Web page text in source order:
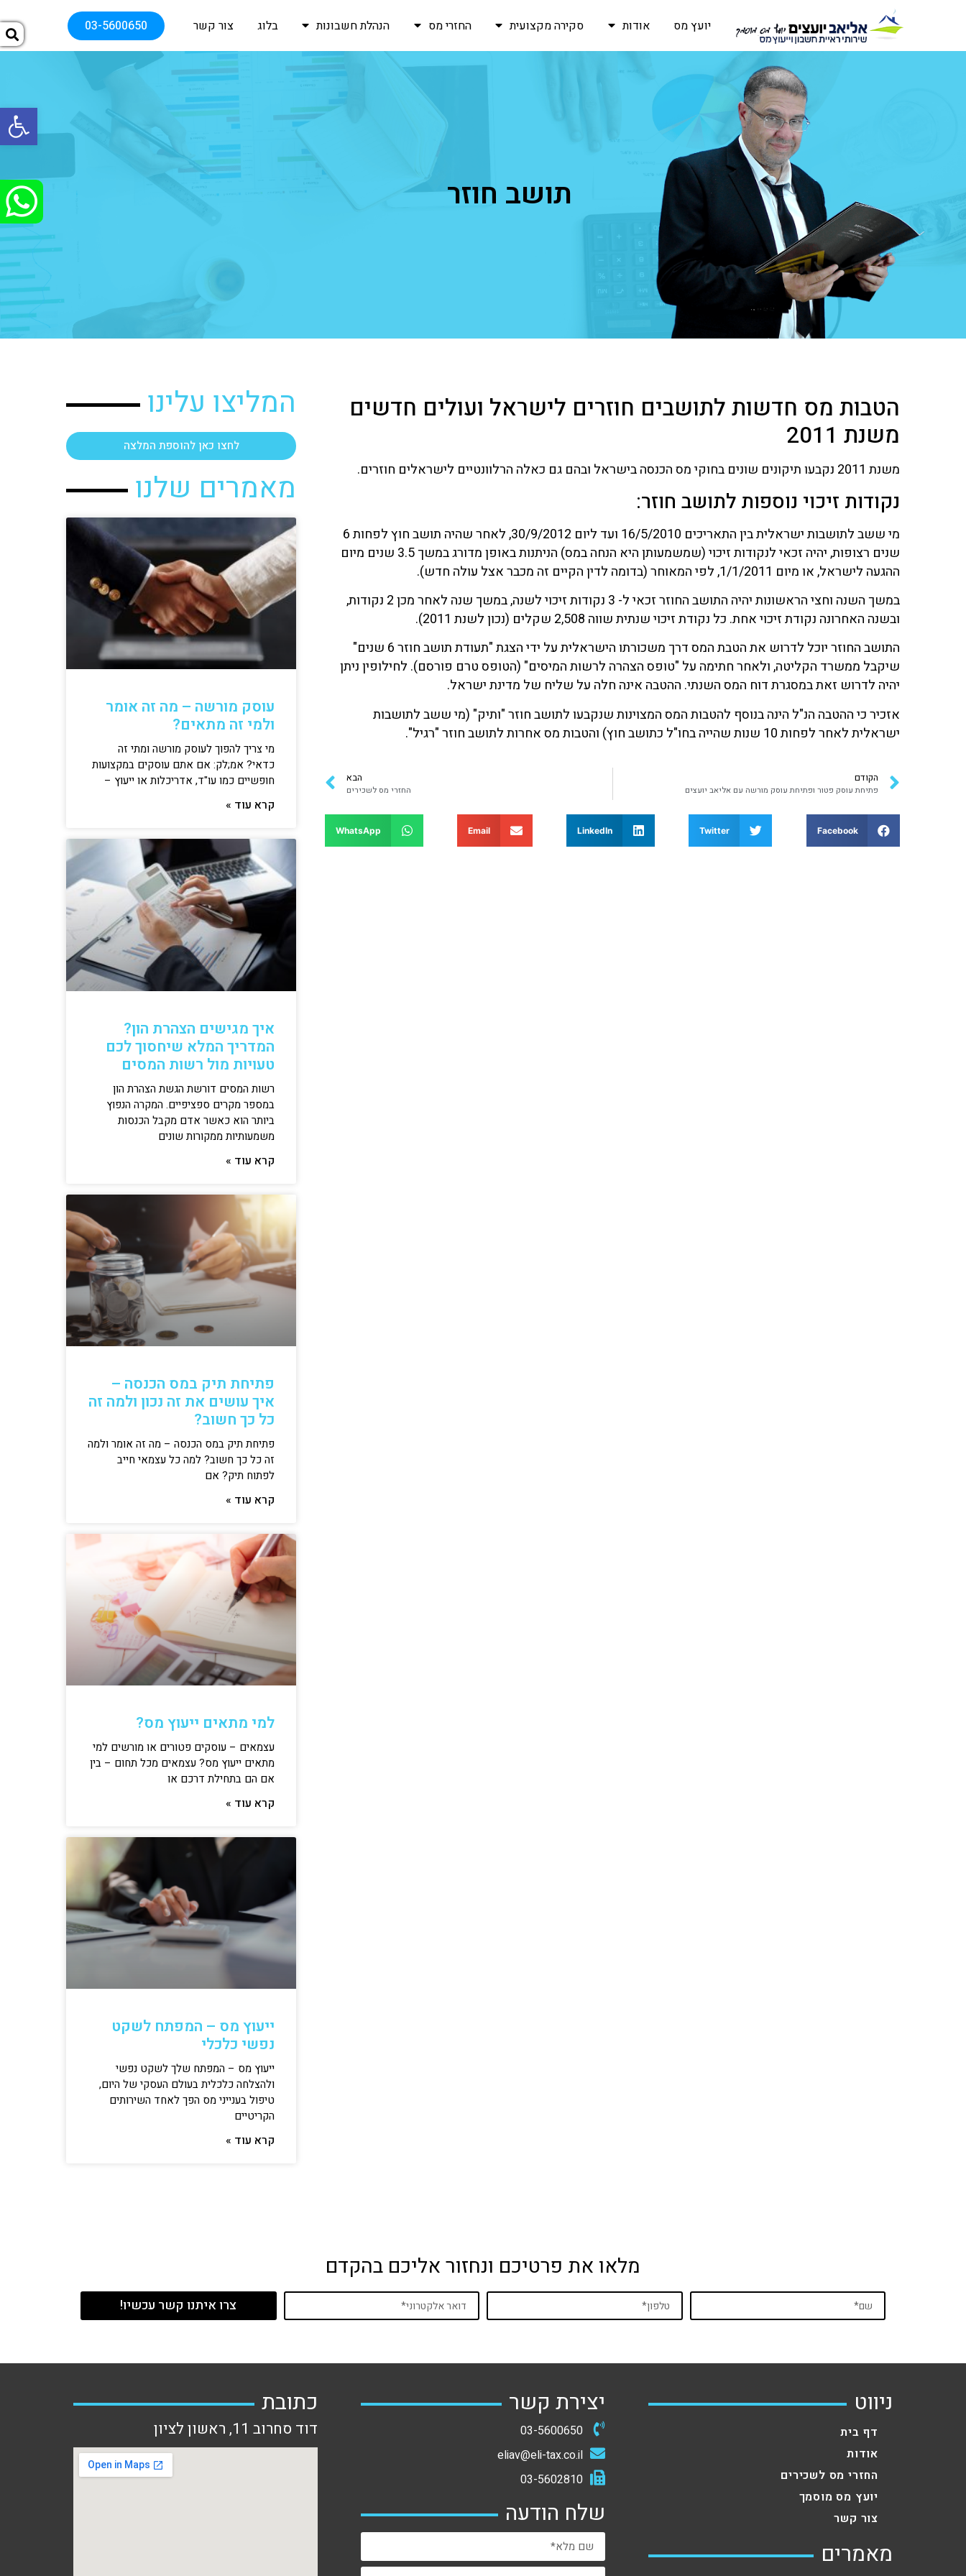
יועץ מס אודות סקירה מקצועית החזרי מס הנהלת חשבונות בלוג צור קשר 03-5600650
תושב חוזר
הטבות מס חדשות לתושבים חוזרים לישראל ועולים חדשים
משנת 2011
משנת 2011 נקבעו תיקונים שונים בחוקי מס הכנסה בישראל ובהם גם כאלה הרלוונטיים לישראלים חוזרים.
נקודות זיכוי נוספות לתושב חוזר:
מי ששב לתושבות ישראלית בין התאריכים 16/5/2010 ועד ליום 30/9/2012, לאחר שהיה תושב חוץ לפחות 6
שנים רצופות, יהיה זכאי לנקודות זיכוי (שמשמעותן היא הנחה במס) הניתנות באופן מדורג במשך 3.5 שנים מיום
ההגעה לישראל, או מיום 1/1/2011, לפי המאוחר (בדומה לדין הקיים זה מכבר אצל עולה חדש).
במשך השנה וחצי הראשונות יהיה התושב החוזר זכאי ל- 3 נקודות זיכוי לשנה, במשך שנה לאחר מכן 2 נקודות,
ובשנה האחרונה נקודת זיכוי אחת. כל נקודת זיכוי שנתית שווה 2,508 שקלים (נכון לשנת 2011).
התושב החוזר יוכל לדרוש את הטבת המס דרך משכורתו הישראלית על ידי הצגת "תעודת תושב חוזר 6 שנים"
שיקבל ממשרד הקליטה, ולאחר חתימה על "טופס הצהרה לרשות המיסים" (הטופס טרם פורסם). לחילופין ניתן
יהיה לדרוש זאת במסגרת דוח המס השנתי. ההטבה אינה חלה על שליח של מדינת ישראל.
אזכיר כי ההטבה הנ"ל הינה בנוסף להטבות המס המצוינות שנקבעו לתושב חוזר "ותיק" (מי ששב לתושבות
ישראלית לאחר לפחות 10 שנות שהייה בחו"ל כתושב חוץ) והטבות מס אחרות לתושב חוזר "רגיל".
הקודם
פתיחת עוסק פטור ופתיחת עוסק מורשה עם אליאב יועצים
הבא
החזרי מס לשכירים
Facebook
Twitter
LinkedIn
Email
WhatsApp
המליצו עלינו
לחצו כאן להוספת המלצה
מאמרים שלנו
עוסק מורשה – מה זה אומר
ולמי זה מתאים?
מי צריך להפוך לעוסק מורשה ומתי זה
כדאי? אמ;לק: אם אתם עוסקים במקצועות
חופשיים כמו עו"ד, אדריכלות או ייעוץ –
קרא עוד »
איך מגישים הצהרת הון?
המדריך המלא שיחסוך לכם
טעויות מול רשות המסים
רשות המסים דורשת הגשת הצהרת הון
במספר מקרים ספציפיים. המקרה הנפוץ
ביותר הוא כאשר אדם מקבל הכנסות
משמעותיות ממקורות שונים
קרא עוד »
פתיחת תיק במס הכנסה –
איך עושים את זה נכון ולמה זה
כל כך חשוב?
פתיחת תיק במס הכנסה – מה זה אומר ולמה
זה כל כך חשוב? למה כל עצמאי חייב
לפתוח תיק? אם
קרא עוד »
למי מתאים ייעוץ מס?
עצמאים – עוסקים פטורים או מורשים למי
מתאים ייעוץ מס? עצמאים מכל תחום – בין
אם הם בתחילת דרכם או
קרא עוד »
ייעוץ מס – המפתח לשקט
נפשי כלכלי
ייעוץ מס – המפתח שלך לשקט נפשי
ולהצלחה כלכלית בעולם העסקי של היום,
טיפול בענייני מס הפך לאחד השירותים
הקריטיים
קרא עוד »
מלאו את פרטיכם ונחזור אליכם בהקדם
צרו איתנו קשר עכשיו!
ניווט
דף בית
אודות
החזרי מס לשכירים
יועץ מס מוסמך
צור קשר
מאמרים
יצירת קשר
03-5600650
eliav@eli-tax.co.il
03-5602810
שלח הודעה
כתובת
דוד סחרוב 11, ראשון לציון